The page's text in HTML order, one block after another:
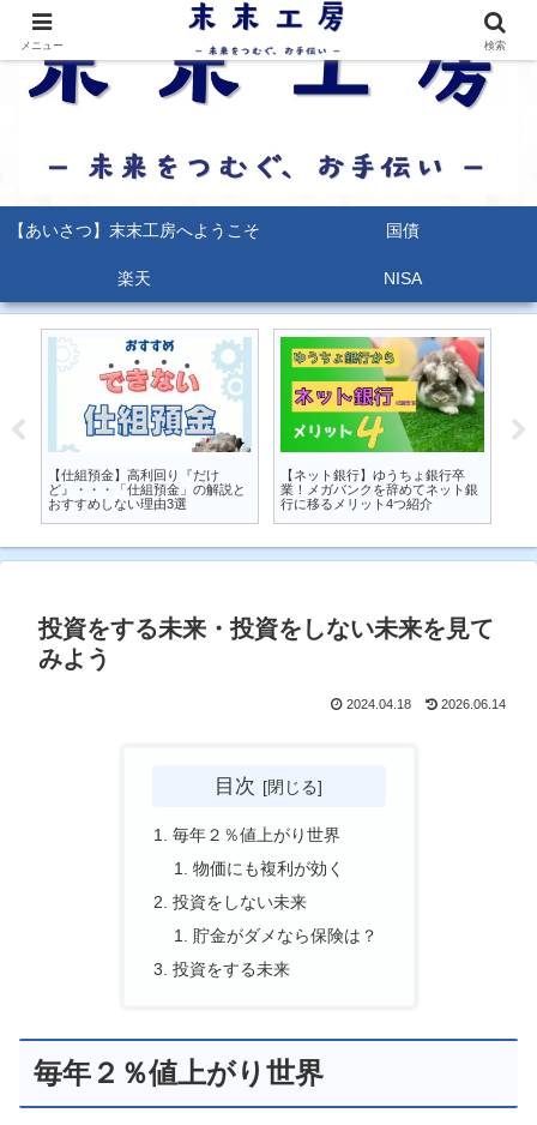
【あいさつ】末末工房へようこそ 国債
楽天 NISA
【仕組預金】高利回り『だけ
ど』・・・「仕組預金」の解説と
おすすめしない理由3選
【ネット銀行】ゆうちょ銀行卒
業！メガバンクを辞めてネット銀
行に移るメリット4つ紹介
投資をする未来・投資をしない未来を見て
みよう
2024.04.18 2026.06.14
目次
毎年２％値上がり世界
物価にも複利が効く
投資をしない未来
貯金がダメなら保険は？
投資をする未来
毎年２％値上がり世界
メニュー 検索